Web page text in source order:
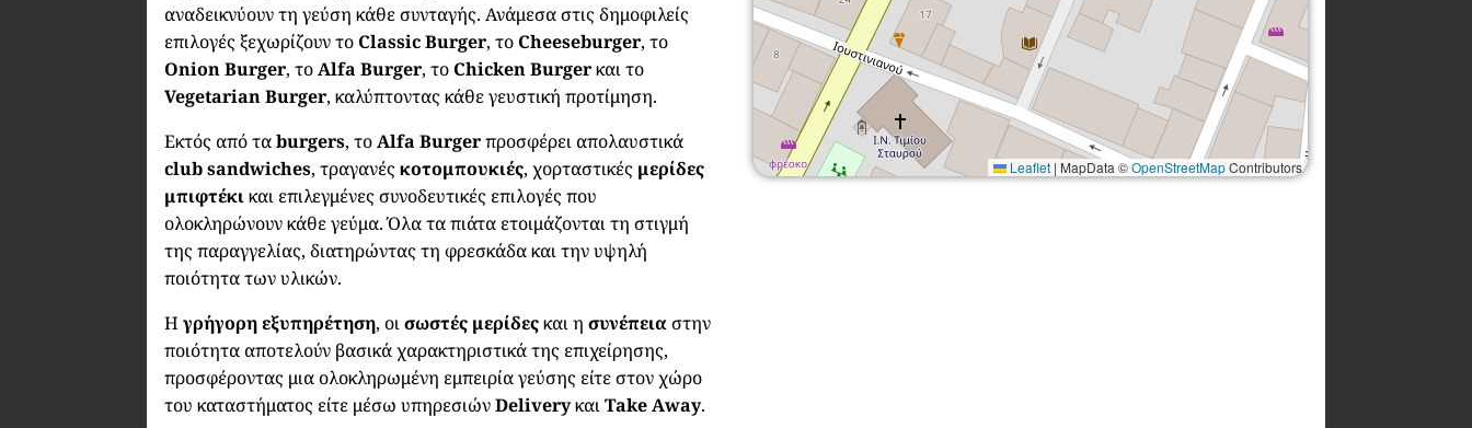
αναδεικνύουν τη γεύση κάθε συνταγής. Ανάμεσα στις δημοφιλείς
επιλογές ξεχωρίζουν τοClassic Burger, τοCheeseburger, το
Onion Burger, τοAlfa Burger, τοChicken Burgerκαι το
Vegetarian Burger, καλύπτοντας κάθε γευστική προτίμηση.
Εκτός από ταburgers, τοAlfa Burgerπροσφέρει απολαυστικά
club sandwiches, τραγανέςκοτομπουκιές, χορταστικές μερίδες
μπιφτέκικαι επιλεγμένες συνοδευτικές επιλογές που
ολοκληρώνουν κάθε γεύμα. Όλα τα πιάτα ετοιμάζονται τη στιγμή
της παραγγελίας, διατηρώντας τη φρεσκάδα και την υψηλή
ποιότητα των υλικών.
Ηγρήγορη εξυπηρέτηση, οισωστές μερίδεςκαι ησυνέπειαστην
ποιότητα αποτελούν βασικά χαρακτηριστικά της επιχείρησης,
προσφέροντας μια ολοκληρωμένη εμπειρία γεύσης είτε στον χώρο
του καταστήματος είτε μέσω υπηρεσιώνDeliveryκαιTake Away.
Leaflet | MapData ©OpenStreetMapContributors